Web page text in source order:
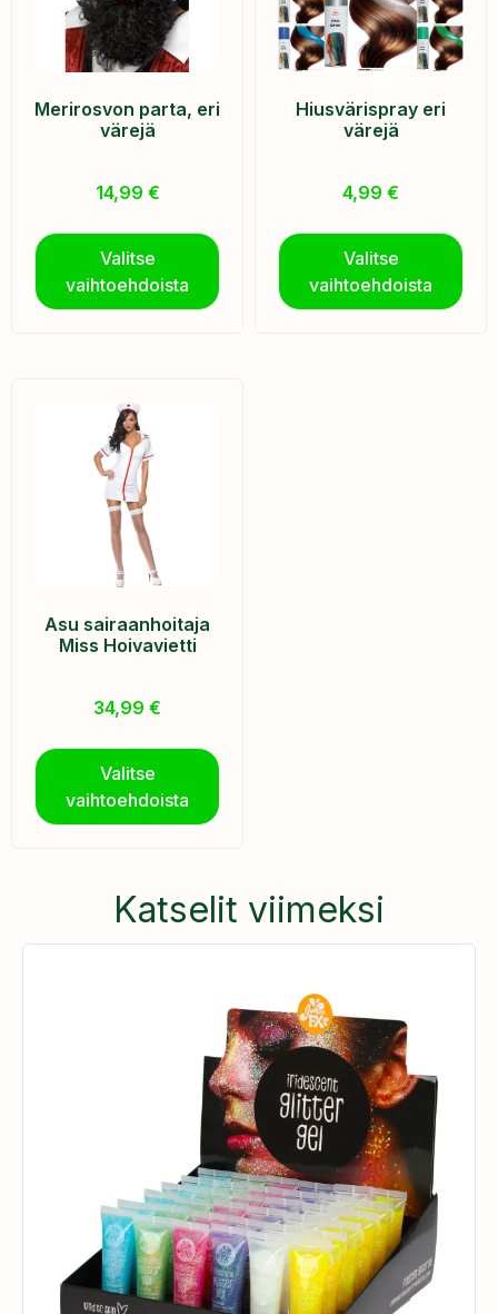
Merirosvon parta, eri
värejä
14,99 €
Valitse
vaihtoehdoista
Hiusvärispray eri
värejä
4,99 €
Valitse
vaihtoehdoista
Asu sairaanhoitaja
Miss Hoivavietti
34,99 €
Valitse
vaihtoehdoista
Katselit viimeksi